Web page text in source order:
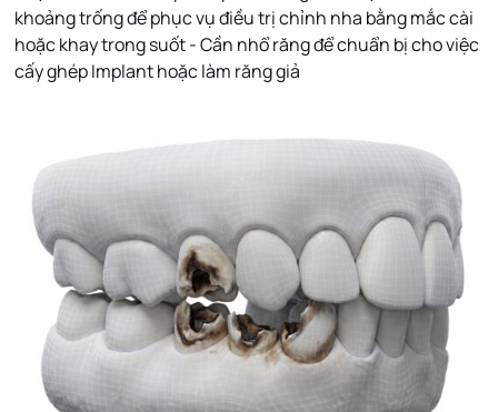
khoảng trống để phục vụ điều trị chỉnh nha bằng mắc cài
hoặc khay trong suốt - Cần nhổ răng để chuẩn bị cho việc
cấy ghép Implant hoặc làm răng giả